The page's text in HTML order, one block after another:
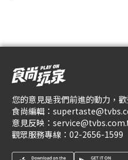
您的意見是我們前進的動力，
食尚編輯：
意見反映：
觀眾服務專線： 02-2656-1599